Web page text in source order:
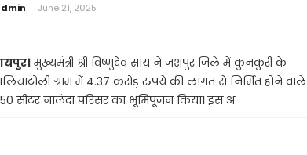
June 21, 2025
मुख्यमंत्री श्री विष्णुदेव साय ने जशपुर जिले में कुनकुरी के
ग्राम में 4.37 करोड़ रुपये की लागत से निर्मित होने वाले
सीटर नालंदा परिसर का भूमिपूजन किया। इस अ